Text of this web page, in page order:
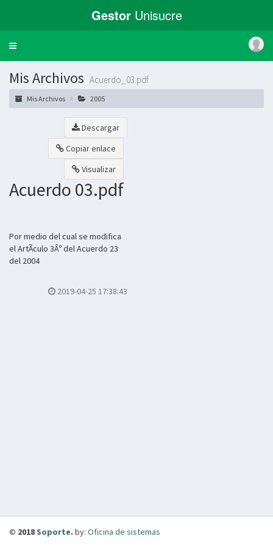
Gestor Unisucre
Toggle
Mis Archivos Acuerdo_03.pdf
Mis Archivos 2005
Descargar
Copiar enlace
Visualizar
Acuerdo 03.pdf
Por medio del cual se modifica
el ArtÃ­culo 3Âº del Acuerdo 23
del 2004
2019-04-25 17:38:43
© 2018Soporte. by: Oficina de sistemas